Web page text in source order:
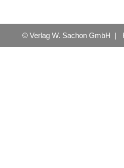
© Verlag W. Sachon GmbH |